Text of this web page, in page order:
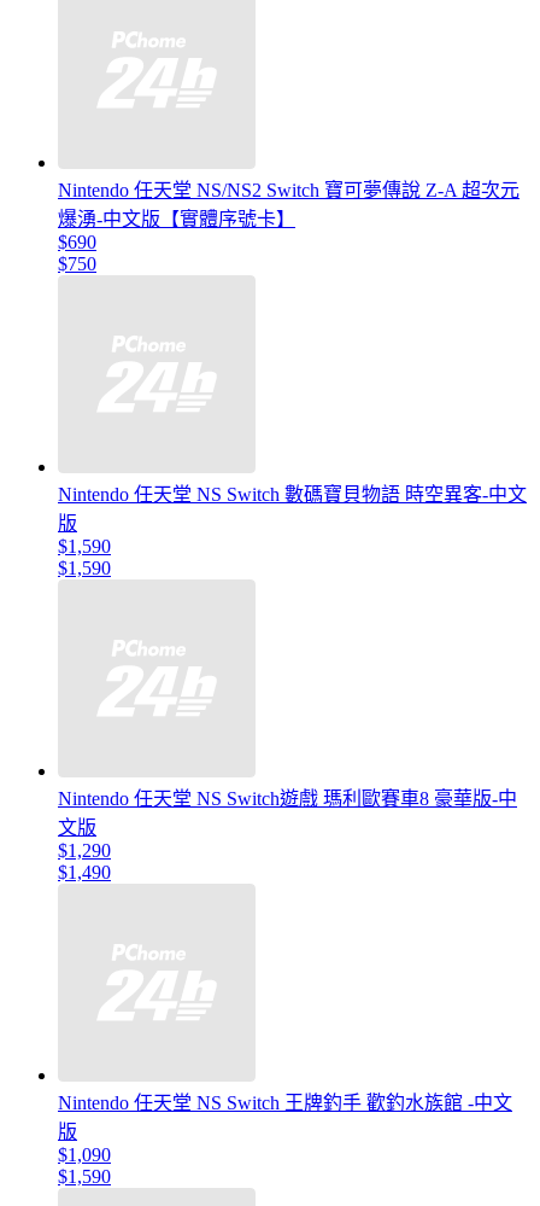
Nintendo 任天堂 NS/NS2 Switch 寶可夢傳說 Z-A 超次元
爆湧-中文版【實體序號卡】
$690
$750
Nintendo 任天堂 NS Switch 數碼寶貝物語 時空異客-中文
版
$1,590
$1,590
Nintendo 任天堂 NS Switch遊戲 瑪利歐賽車8 豪華版-中
文版
$1,290
$1,490
Nintendo 任天堂 NS Switch 王牌釣手 歡釣水族館 -中文
版
$1,090
$1,590